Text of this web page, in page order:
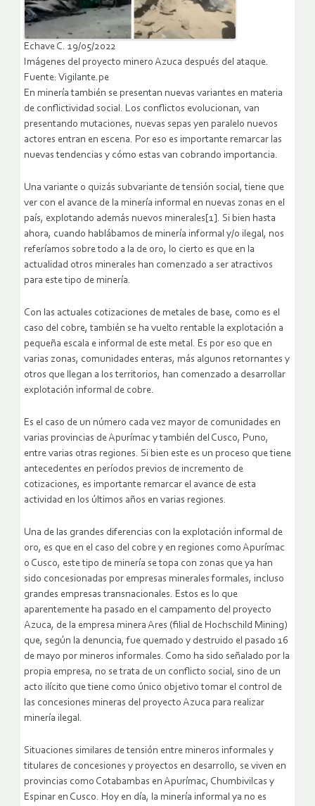
Echave C. 19/05/2022
Imágenes del proyecto minero Azuca después del ataque.
Fuente: Vigilante.pe
En minería también se presentan nuevas variantes en materia
de conflictividad social. Los conflictos evolucionan, van
presentando mutaciones, nuevas sepas yen paralelo nuevos
actores entran en escena. Por eso es importante remarcar las
nuevas tendencias y cómo estas van cobrando importancia.
Una variante o quizás subvariante de tensión social, tiene que
ver con el avance de la minería informal en nuevas zonas en el
país, explotando además nuevos minerales[1]. Si bien hasta
ahora, cuando hablábamos de minería informal y/o ilegal, nos
referíamos sobre todo a la de oro, lo cierto es que en la
actualidad otros minerales han comenzado a ser atractivos
para este tipo de minería.
Con las actuales cotizaciones de metales de base, como es el
caso del cobre, también se ha vuelto rentable la explotación a
pequeña escala e informal de este metal. Es por eso que en
varias zonas, comunidades enteras, más algunos retornantes y
otros que llegan a los territorios, han comenzado a desarrollar
explotación informal de cobre.
Es el caso de un número cada vez mayor de comunidades en
varias provincias de Apurímac y también del Cusco, Puno,
entre varias otras regiones. Si bien este es un proceso que tiene
antecedentes en períodos previos de incremento de
cotizaciones, es importante remarcar el avance de esta
actividad en los últimos años en varias regiones.
Una de las grandes diferencias con la explotación informal de
oro, es que en el caso del cobre y en regiones como Apurímac
o Cusco, este tipo de minería se topa con zonas que ya han
sido concesionadas por empresas minerales formales, incluso
grandes empresas transnacionales. Estos es lo que
aparentemente ha pasado en el campamento del proyecto
Azuca, de la empresa minera Ares (filial de Hochschild Mining)
que, según la denuncia, fue quemado y destruido el pasado 16
de mayo por mineros informales. Como ha sido señalado por la
propia empresa, no se trata de un conflicto social, sino de un
acto ilícito que tiene como único objetivo tomar el control de
las concesiones mineras del proyecto Azuca para realizar
minería ilegal.
Situaciones similares de tensión entre mineros informales y
titulares de concesiones y proyectos en desarrollo, se viven en
provincias como Cotabambas en Apurímac, Chumbivilcas y
Espinar en Cusco. Hoy en día, la minería informal ya no es